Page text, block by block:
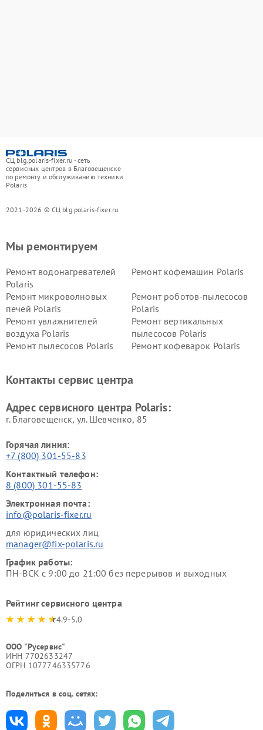
СЦ blg.polaris-fixer.ru - сеть
сервисных центров в Благовещенске
по ремонту и обслуживанию техники
Polaris
2021-2026 © СЦ blg.polaris-fixer.ru
Мы ремонтируем
Ремонт водонагревателей
Polaris
Ремонт кофемашин Polaris
Ремонт микроволновых
печей Polaris
Ремонт роботов-пылесосов
Polaris
Ремонт увлажнителей
воздуха Polaris
Ремонт вертикальных
пылесосов Polaris
Ремонт пылесосов Polaris
Ремонт кофеварок Polaris
Контакты сервис центра
Адрес сервисного центра Polaris:
г. Благовещенск, ул. Шевченко, 85
Горячая линия:
+7 (800) 301-55-83
Контактный телефон:
8 (800) 301-55-83
Электронная почта:
info@polaris-fixer.ru
для юридических лиц
manager@fix-polaris.ru
График работы:
ПН-ВСК с 9:00 до 21:00 без перерывов и выходных
Рейтинг сервисного центра
4.9-5.0
ООО "Русервис"
ИНН 7702633247
ОГРН 1077746335776
Поделиться в соц. сетях: